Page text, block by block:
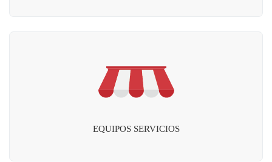
EQUIPOS SERVICIOS